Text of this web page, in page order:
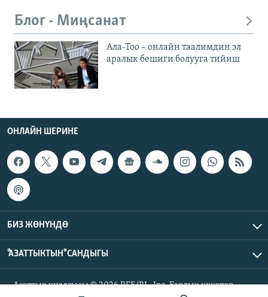
Блог - Миңсанат
Ала-Тоо – онлайн таалимдин эл
аралык бешиги болууга тийиш
ОНЛАЙН ШЕРИНЕ
БИЗ ЖӨНҮНДӨ
"АЗАТТЫКТЫН" САНДЫГЫ
Азаттык үналгысы © 2026 RFE/RL, Inc. Бардык укуктар